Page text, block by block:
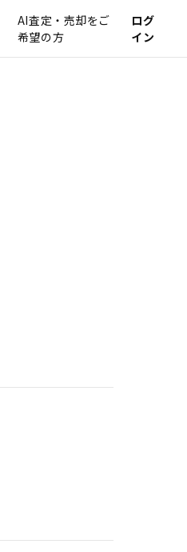
AI査定・売却をご
希望の方
ログ
イン